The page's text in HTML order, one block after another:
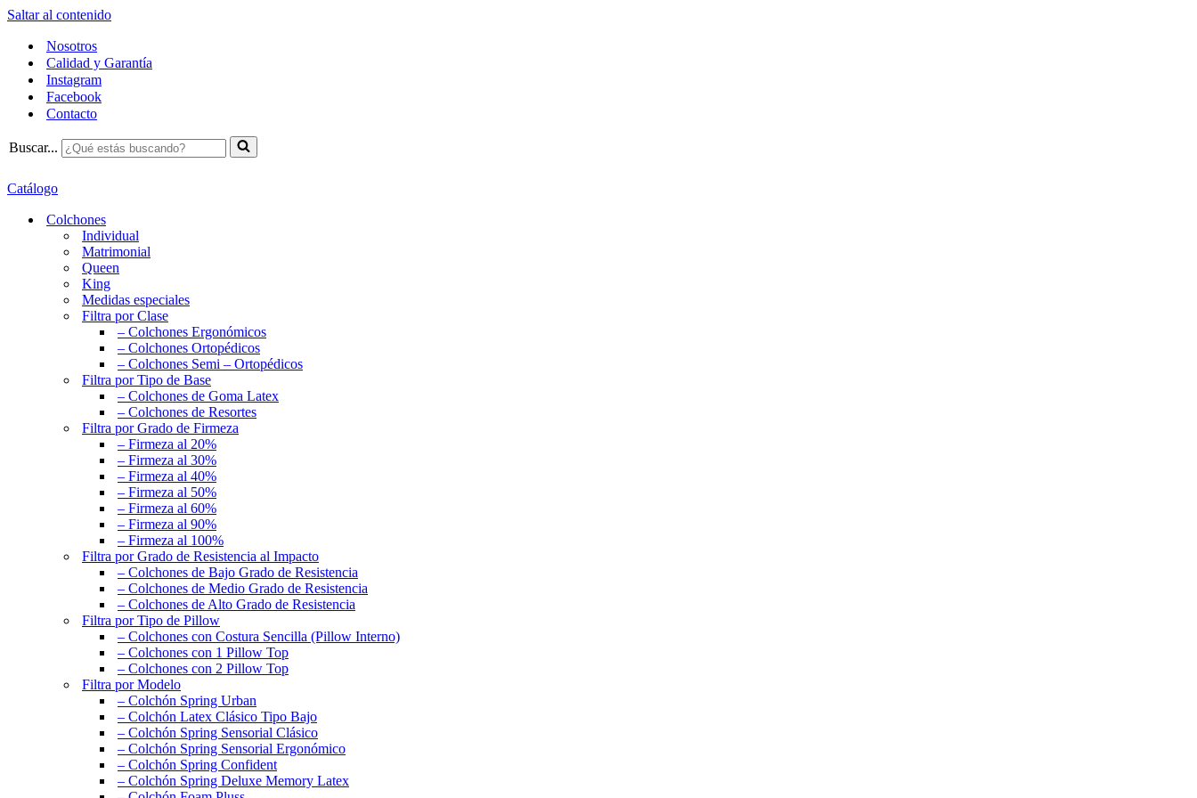
Saltar al contenido
Nosotros
Calidad y Garantía
Instagram
Facebook
Contacto
Buscar...
Catálogo
Colchones
Individual
Matrimonial
Queen
King
Medidas especiales
Filtra por Clase
– Colchones Ergonómicos
– Colchones Ortopédicos
– Colchones Semi – Ortopédicos
Filtra por Tipo de Base
– Colchones de Goma Latex
– Colchones de Resortes
Filtra por Grado de Firmeza
– Firmeza al 20%
– Firmeza al 30%
– Firmeza al 40%
– Firmeza al 50%
– Firmeza al 60%
– Firmeza al 90%
– Firmeza al 100%
Filtra por Grado de Resistencia al Impacto
– Colchones de Bajo Grado de Resistencia
– Colchones de Medio Grado de Resistencia
– Colchones de Alto Grado de Resistencia
Filtra por Tipo de Pillow
– Colchones con Costura Sencilla (Pillow Interno)
– Colchones con 1 Pillow Top
– Colchones con 2 Pillow Top
Filtra por Modelo
– Colchón Spring Urban
– Colchón Latex Clásico Tipo Bajo
– Colchón Spring Sensorial Clásico
– Colchón Spring Sensorial Ergonómico
– Colchón Spring Confident
– Colchón Spring Deluxe Memory Latex